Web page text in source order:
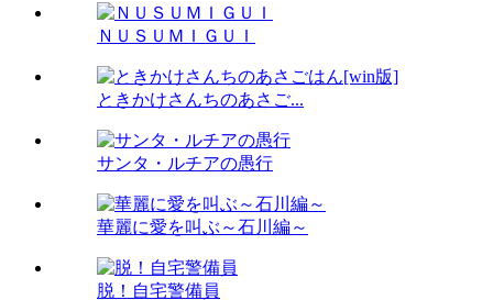
ＮＵＳＵＭＩＧＵＩ
ときかけさんちのあさご...
サンタ・ルチアの愚行
華麗に愛を叫ぶ～石川編～
脱！自宅警備員